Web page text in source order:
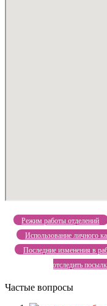
Режим работы отделений
Использование личного
Последние изменения в
отследить
Частые вопросы